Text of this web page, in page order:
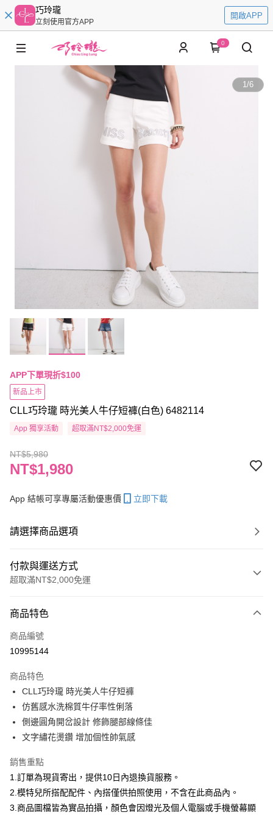
巧玲瓏
立刻使用官方APP
開啟APP
0
1/6
APP下單現折$100
新品上市
CLL巧玲瓏 時光美人牛仔短褲(白色) 6482114
App 獨享活動 超取滿NT$2,000免運
NT$5,980
NT$1,980
App 結帳可享專屬活動優惠價 立即下載
請選擇商品選項
付款與運送方式
超取滿NT$2,000免運
信用卡一次付款
信用卡分期付款
合作金庫商業銀行
華南商業銀行
上海商業儲蓄銀行
國泰世華商業銀行
兆豐國際商業銀行
臺灣中小企業銀行
聯邦商業銀行
元大商業銀行
永豐商業銀行
台新國際商業銀行
中國信託商業銀行
台灣樂天信用卡公司
超商取貨付款
LINE Pay
Apple Pay
悠遊付
Google Pay
商品特色
商品編號
10995144
商品特色
CLL巧玲瓏 時光美人牛仔短褲
仿舊感水洗棉質牛仔率性俐落
側邊圓角開岔設計 修飾腿部線條佳
文字繡花燙鑽 增加個性帥氣感
銷售重點
1.訂單為現貨寄出，提供10日內退換貨服務。
2.模特兒所搭配配件、內搭僅供拍照使用，不含在此商品內。
3.商品圖檔皆為實品拍攝，顏色會因燈光及個人電腦或手機螢幕顯